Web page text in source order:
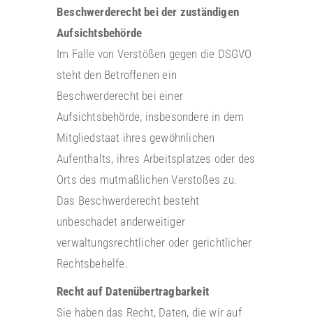
Beschwerderecht bei der zuständigen
Aufsichtsbehörde
Im Falle von Verstößen gegen die DSGVO
steht den Betroffenen ein
Beschwerderecht bei einer
Aufsichtsbehörde, insbesondere in dem
Mitgliedstaat ihres gewöhnlichen
Aufenthalts, ihres Arbeitsplatzes oder des
Orts des mutmaßlichen Verstoßes zu.
Das Beschwerderecht besteht
unbeschadet anderweitiger
verwaltungsrechtlicher oder gerichtlicher
Rechtsbehelfe.
Recht auf Datenübertragbarkeit
Sie haben das Recht, Daten, die wir auf